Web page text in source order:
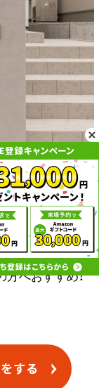
分からない」
日がしんどい」
を知りたい」
へおすすめ！
をする